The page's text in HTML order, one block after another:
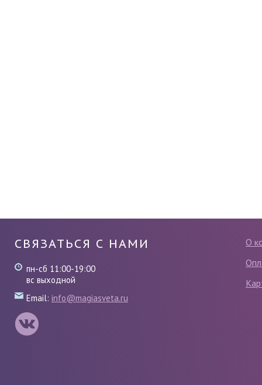
О
СВЯЗАТЬСЯ С НАМИ
пн-сб 11:00-19:00
вс выходной
Email: info@magiasveta.ru